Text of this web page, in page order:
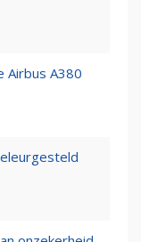
Airbus A380